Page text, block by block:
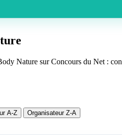
Nature sur Concours du Net :
A-Z Organisateur Z-A